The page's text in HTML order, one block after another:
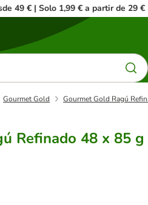
49 € | Solo 1,99 € a partir de 29 €
Gourmet Gold Gourmet Gold Ragú
Refinado 48 x 85 g